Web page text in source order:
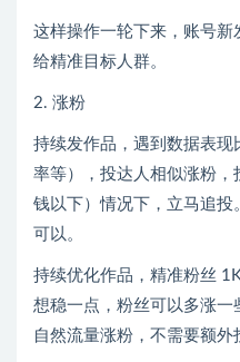
这样操作一轮下来，账号
给精准目标人群。
2. 涨粉
持续发作品，遇到数据表
率等），投达人相似涨粉
钱以下）情况下，立马追
可以。
持续优化作品，精准粉丝
想稳一点，粉丝可以多涨
自然流量涨粉，不需要额外